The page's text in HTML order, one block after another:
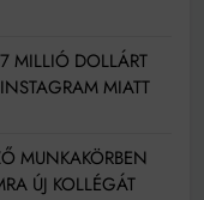
MILLIÓ DOLLÁRT
MIATT
MUNKAKÖRBEN
ÚJ KOLLÉGÁT